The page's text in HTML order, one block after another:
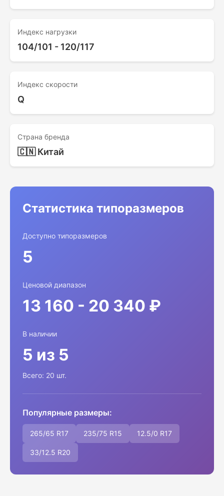
Индекс нагрузки
104/101 - 120/117
Индекс скорости
Q
Страна бренда
🇨🇳 Китай
Статистика типоразмеров
Доступно типоразмеров
5
Ценовой диапазон
13 160 - 20 340 ₽
В наличии
5 из 5
Всего: 20 шт.
Популярные размеры:
265/65 R17 235/75 R15 12.5/0 R17
33/12.5 R20